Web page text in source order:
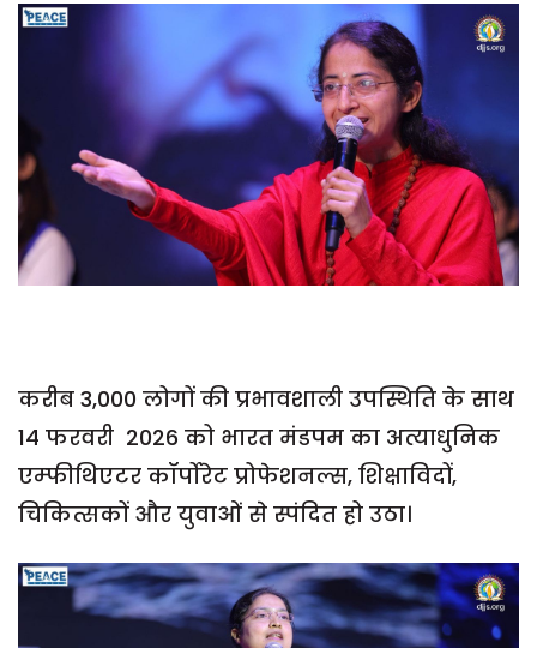
करीब 3,000 लोगों की प्रभावशाली उपस्थिति के साथ
14 फरवरी 2026 को भारत मंडपम का अत्याधुनिक
एम्फीथिएटर कॉर्पोरेट प्रोफेशनल्स, शिक्षाविदों,
चिकित्सकों और युवाओं से स्पंदित हो उठा।